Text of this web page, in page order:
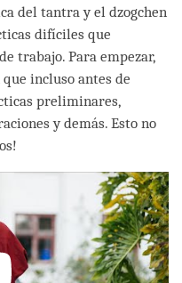
del tantra y el dzogchen
difíciles que
trabajo. Para empezar,
incluso antes de
preliminares,
y demás. Esto no